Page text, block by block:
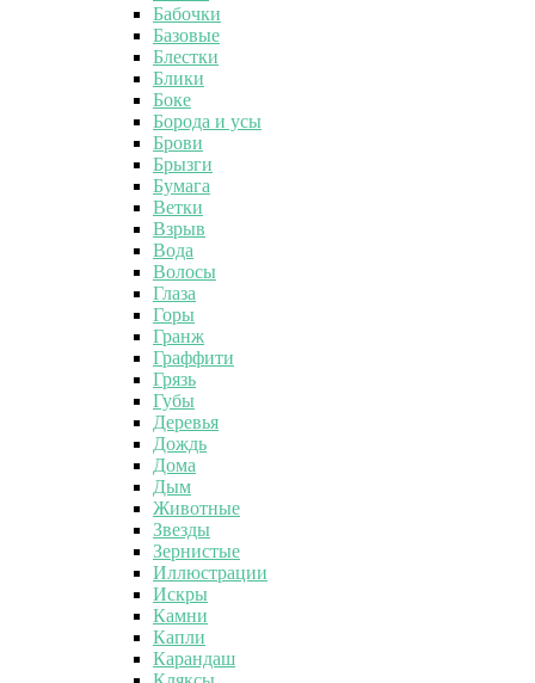
Бабочки
Базовые
Блестки
Блики
Боке
Борода и усы
Брови
Брызги
Бумага
Ветки
Взрыв
Вода
Волосы
Глаза
Горы
Гранж
Граффити
Грязь
Губы
Деревья
Дождь
Дома
Дым
Животные
Звезды
Зернистые
Иллюстрации
Искры
Камни
Капли
Карандаш